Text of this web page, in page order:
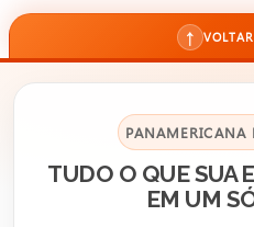
↑
PANAMERICANA
TUDO O QUE SUA
EM UM